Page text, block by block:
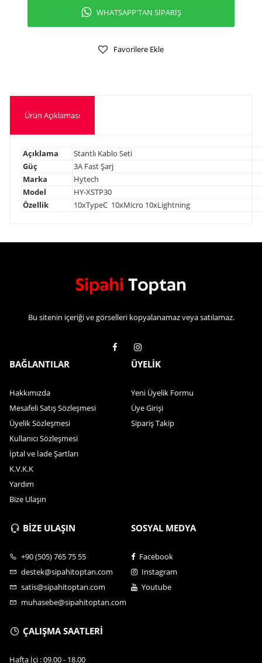
WHATSAPP'TAN SİPARİŞ
Favorilere Ekle
Ürün Açıklaması
Açıklama
Stantlı Kablo Seti
Güç
3A Fast Şarj
Marka
Hytech
Model
HY-XSTP30
Özellik
10xTypeC 10xMicro 10xLightning
Bu sitenin içeriği ve görselleri kopyalanamaz veya satılamaz.
BAĞLANTILAR
Hakkımızda
Mesafeli Satış Sözleşmesi
Üyelik Sözleşmesi
Kullanıcı Sözleşmesi
İptal ve İade Şartları
K.V.K.K
Yardım
Bize Ulaşın
ÜYELİK
Yeni Üyelik Formu
Üye Girişi
Sipariş Takip
BİZE ULAŞIN
+90 (505) 765 75 55
destek@sipahitoptan.com
satis@sipahitoptan.com
muhasebe@sipahitoptan.com
SOSYAL MEDYA
Facebook
Instagram
Youtube
ÇALIŞMA SAATLERİ
Hafta İçi : 09.00 - 18.00